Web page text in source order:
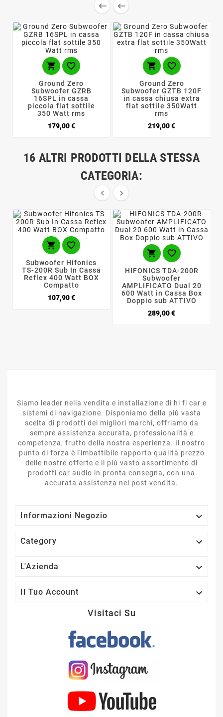
 
 
Ground Zero
Subwoofer GZRB
16SPL in cassa
piccola flat sottile
350 Watt rms
179,00 €Prezzo
 
Ground Zero
Subwoofer GZTB 120F
in cassa chiusa extra
flat sottile 350Watt
rms
219,00 €Prezzo
16 ALTRI PRODOTTI DELLA STESSA
CATEGORIA:
 
 
Subwoofer Hifonics
TS-200R Sub In Cassa
Reflex 400 Watt BOX
Compatto
107,90 €Prezzo
 
HIFONICS TDA-200R
Subwoofer
AMPLIFICATO Dual 20
600 Watt in Cassa Box
Doppio sub ATTIVO
289,00 €Prezzo
Siamo leader nella vendita e installazione di hi fi car e
sistemi di navigazione. Disponiamo della più vasta
scelta di prodotti dei migliori marchi, offriamo da
sempre assistenza accurata, professionalità e
competenza, frutto della nostra esperienza. Il nostro
punto di forza è l'imbattibile rapporto qualità prezzo
delle nostre offerte e il più vasto assortimento di
prodotti car audio in pronta consegna, con una
accurata assistenza nel post vendita.
Informazioni Negozio 
Category 
L'Azienda 
Il Tuo Account 
Visitaci Su